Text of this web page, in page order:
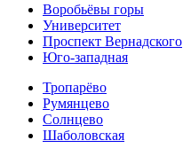
Воробьёвы горы
Университет
Проспект Вернадского
Юго-западная
Тропарёво
Румянцево
Солнцево
Шаболовская